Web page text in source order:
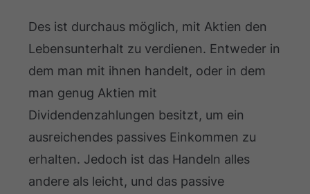
Des ist durchaus möglich, mit Aktien den
Lebensunterhalt zu verdienen. Entweder in
dem man mit ihnen handelt, oder in dem
man genug Aktien mit
Dividendenzahlungen besitzt, um ein
ausreichendes passives Einkommen zu
erhalten. Jedoch ist das Handeln alles
andere als leicht, und das passive